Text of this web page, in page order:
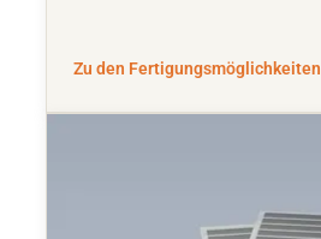
Zu den Fertigungsmöglichkeiten